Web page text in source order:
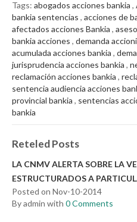
Tags: abogados acciones bankia ,
bankia sentencias , acciones de
afectados acciones Bankia ,
bankia acciones , demanda
acumulada acciones bankia ,
jurisprudencia acciones bankia ,
reclamación acciones bankia ,
sentencia audiencia acciones
provincial bankia , sentencias
bankia
Reteled Posts
LA CNMV ALERTA SOBRE LA
ESTRUCTURADOS A
Posted on Nov-10-2014
By admin with 0 Comments